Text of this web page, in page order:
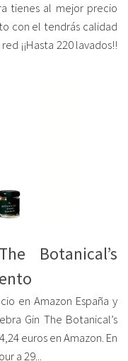
tienes al mejor precio
con el tendrás calidad
¡¡Hasta 220 lavados!!
Botanical’s
en Amazon España y
Gin The Botanical’s
euros en Amazon. En
a 29...